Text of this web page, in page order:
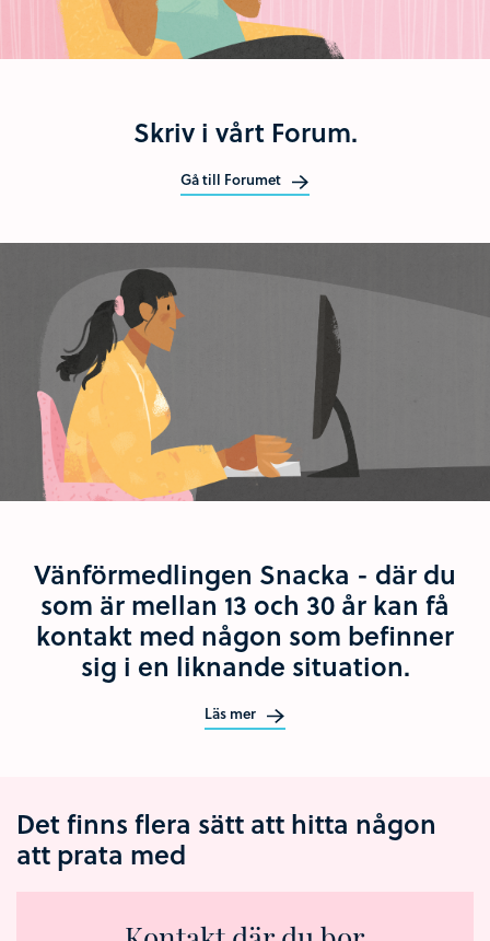
Skriv i vårt Forum.
Gå till Forumet
Vänförmedlingen Snacka - där du
som är mellan 13 och 30 år kan få
kontakt med någon som befinner
sig i en liknande situation.
Läs mer
Det finns flera sätt att hitta någon
att prata med